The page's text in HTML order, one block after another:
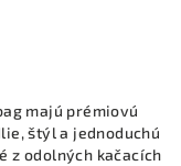
majú prémiovú
štýl a jednoduchú
z odolných kačacích